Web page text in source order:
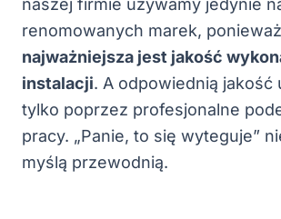
naszej firmie używamy jedynie
renomowanych marek,
najważniejsza jest jakość
instalacji. A odpowiednią jakość
tylko poprzez profesjonalne
pracy. „Panie, to się wyteguje”
myślą przewodnią.